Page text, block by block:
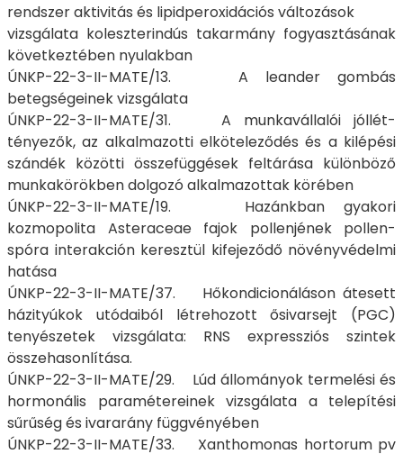
rendszer aktivitás és lipidperoxidációs változások
vizsgálata koleszterindús takarmány fogyasztásának
következtében nyulakban
ÚNKP-22-3-II-MATE/13. A leander gombás
betegségeinek vizsgálata
ÚNKP-22-3-II-MATE/31. A munkavállalói jóllét-
tényezők, az alkalmazotti elköteleződés és a kilépési
szándék közötti összefüggések feltárása különböző
munkakörökben dolgozó alkalmazottak körében
ÚNKP-22-3-II-MATE/19. Hazánkban gyakori
kozmopolita Asteraceae fajok pollenjének pollen-
spóra interakción keresztül kifejeződő növényvédelmi
hatása
ÚNKP-22-3-II-MATE/37. Hőkondicionáláson átesett
házityúkok utódaiból létrehozott ősivarsejt (PGC)
tenyészetek vizsgálata: RNS expressziós szintek
összehasonlítása.
ÚNKP-22-3-II-MATE/29. Lúd állományok termelési és
hormonális paramétereinek vizsgálata a telepítési
sűrűség és ivararány függvényében
ÚNKP-22-3-II-MATE/33. Xanthomonas hortorum pv